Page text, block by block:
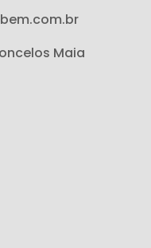
Maia